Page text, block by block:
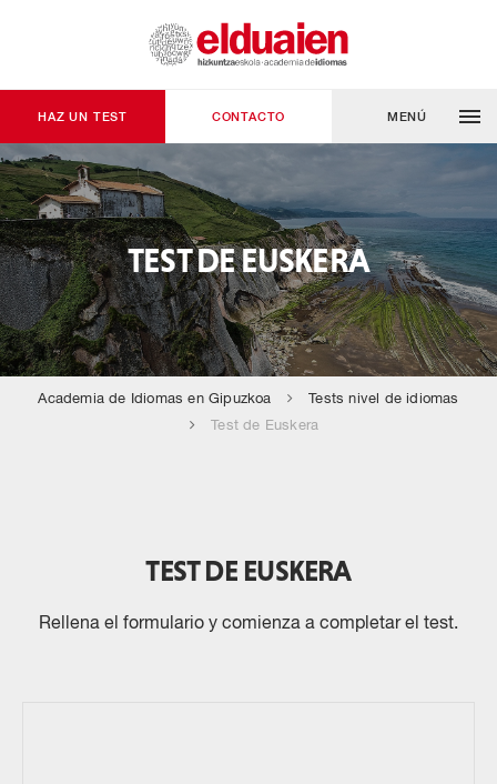
HAZ UN TEST CONTACTO MENÚ
TEST DE EUSKERA
Academia de Idiomas en Gipuzkoa
Tests nivel de idiomas
Test de Euskera
TEST DE EUSKERA
Rellena el formulario y comienza a completar el test.